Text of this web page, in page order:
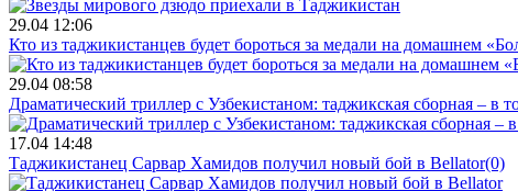
29.04 12:06
Кто из таджикистанцев будет бороться за медали на домашнем
29.04 08:58
Драматический триллер с Узбекистаном: таджикская сборная – в
17.04 14:48
Таджикистанец Сарвар Хамидов получил новый бой в Bellator(0)